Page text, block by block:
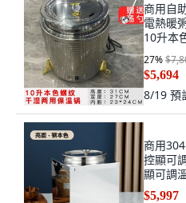
商用自
電熱暖
10升本
27%
$5,694
8/19 預
商用
控顯可
顯可調
色, 2, 11L
$5,997